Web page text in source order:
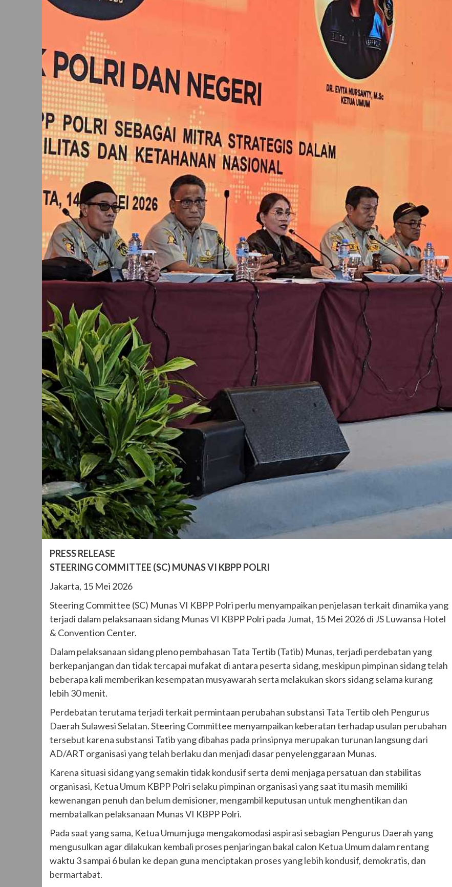
PRESS RELEASE
‎STEERING COMMITTEE (SC) MUNAS VI KBPP POLRI
‎Jakarta, 15 Mei 2026
‎Steering Committee (SC) Munas VI KBPP Polri perlu menyampaikan penjelasan terkait dinamika yang
terjadi dalam pelaksanaan sidang Munas VI KBPP Polri pada Jumat, 15 Mei 2026 di JS Luwansa Hotel
& Convention Center.
‎Dalam pelaksanaan sidang pleno pembahasan Tata Tertib (Tatib) Munas, terjadi perdebatan yang
berkepanjangan dan tidak tercapai mufakat di antara peserta sidang, meskipun pimpinan sidang telah
beberapa kali memberikan kesempatan musyawarah serta melakukan skors sidang selama kurang
lebih 30 menit.
‎Perdebatan terutama terjadi terkait permintaan perubahan substansi Tata Tertib oleh Pengurus
Daerah Sulawesi Selatan. Steering Committee menyampaikan keberatan terhadap usulan perubahan
tersebut karena substansi Tatib yang dibahas pada prinsipnya merupakan turunan langsung dari
AD/ART organisasi yang telah berlaku dan menjadi dasar penyelenggaraan Munas.
‎Karena situasi sidang yang semakin tidak kondusif serta demi menjaga persatuan dan stabilitas
organisasi, Ketua Umum KBPP Polri selaku pimpinan organisasi yang saat itu masih memiliki
kewenangan penuh dan belum demisioner, mengambil keputusan untuk menghentikan dan
membatalkan pelaksanaan Munas VI KBPP Polri.
‎Pada saat yang sama, Ketua Umum juga mengakomodasi aspirasi sebagian Pengurus Daerah yang
mengusulkan agar dilakukan kembali proses penjaringan bakal calon Ketua Umum dalam rentang
waktu 3 sampai 6 bulan ke depan guna menciptakan proses yang lebih kondusif, demokratis, dan
bermartabat.